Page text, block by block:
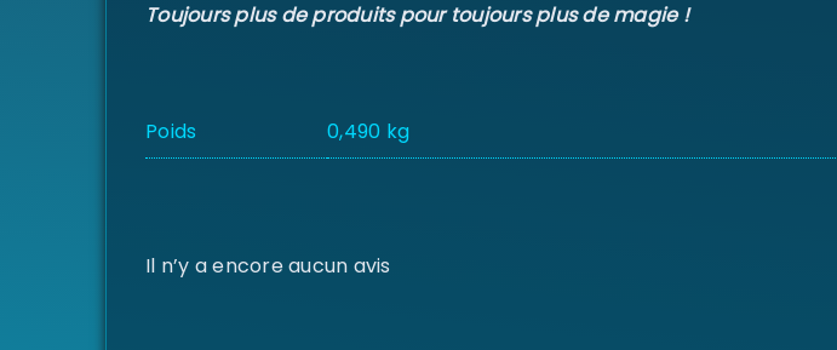
Toujours plus de produits pour toujours plus de magie !
Poids 0,490 kg
Il n’y a encore aucun avis